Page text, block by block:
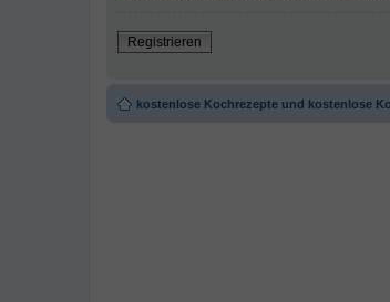
Registrieren
kostenlose Kochrezepte und kostenlose